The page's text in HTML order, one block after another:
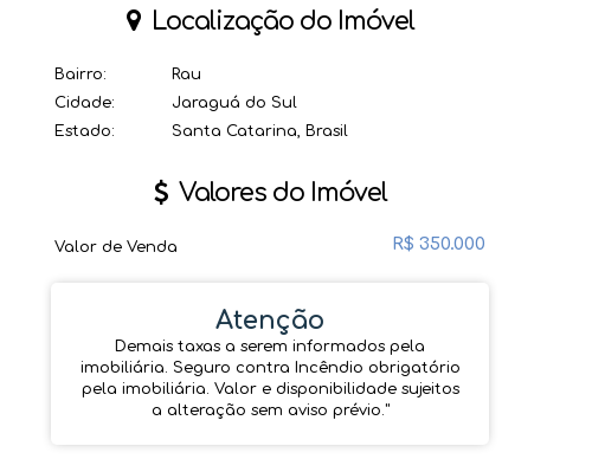
Localização do Imóvel
Bairro:
Rau
Cidade:
Jaraguá do Sul
Estado:
Santa Catarina, Brasil
Valores do Imóvel
R$ 350.000
Valor de Venda
Atenção
Demais taxas a serem informados pela
imobiliária. Seguro contra Incêndio obrigatório
pela imobiliária. Valor e disponibilidade sujeitos
a alteração sem aviso prévio.''